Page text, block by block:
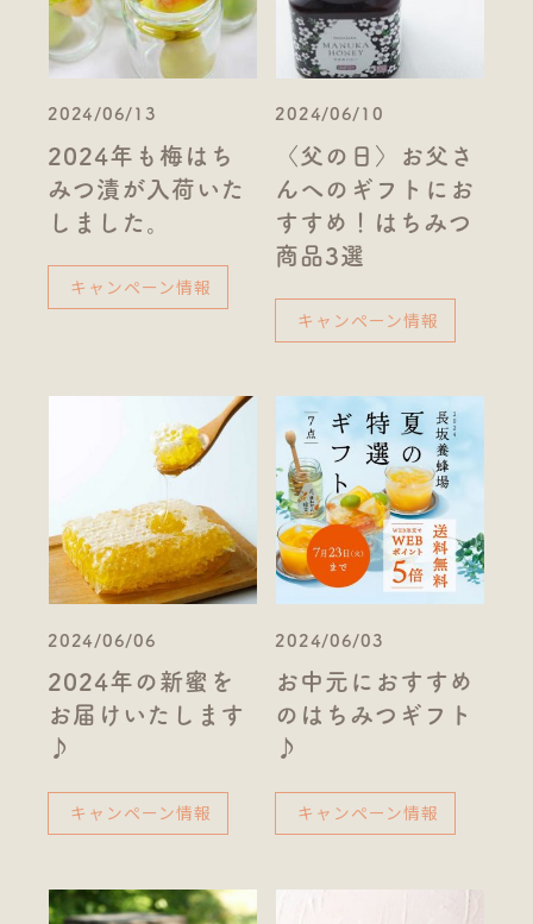
2024/06/13
2024年も梅はち
みつ漬が入荷いた
しました。
キャンペーン情報
2024/06/10
〈父の日〉お父さ
んへのギフトにお
すすめ！はちみつ
商品3選
キャンペーン情報
2024/06/06
2024年の新蜜を
お届けいたします
♪
キャンペーン情報
2024/06/03
お中元におすすめ
のはちみつギフト
♪
キャンペーン情報